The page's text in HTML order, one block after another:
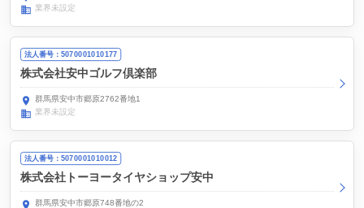
業界未設定
法人番号：5070001010177
株式会社安中ゴルフ倶楽部
群馬県安中市郷原2762番地1
業界未設定
法人番号：5070001010012
株式会社トーヨータイヤショップ安中
群馬県安中市郷原748番地の2